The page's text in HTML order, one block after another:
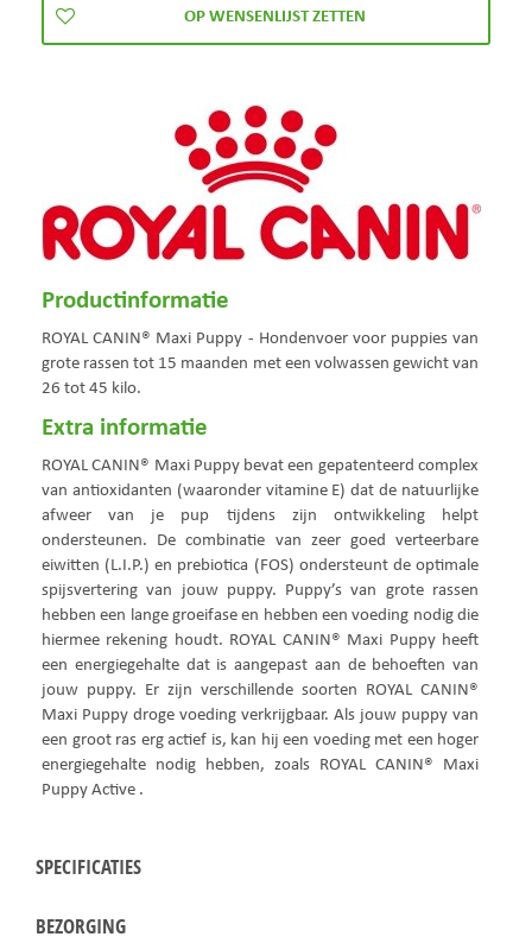
Productinformatie
ROYAL CANIN® Maxi Puppy - Hondenvoer voor puppies van
grote rassen tot 15 maanden met een volwassen gewicht van
26 tot 45 kilo.
Extra informatie
ROYAL CANIN® Maxi Puppy bevat een gepatenteerd complex
van antioxidanten (waaronder vitamine E) dat de natuurlijke
afweer van je pup tijdens zijn ontwikkeling helpt
ondersteunen. De combinatie van zeer goed verteerbare
eiwitten (L.I.P.) en prebiotica (FOS) ondersteunt de optimale
spijsvertering van jouw puppy. Puppy’s van grote rassen
hebben een lange groeifase en hebben een voeding nodig die
hiermee rekening houdt. ROYAL CANIN® Maxi Puppy heeft
een energiegehalte dat is aangepast aan de behoeften van
jouw puppy. Er zijn verschillende soorten ROYAL CANIN®
Maxi Puppy droge voeding verkrijgbaar. Als jouw puppy van
een groot ras erg actief is, kan hij een voeding met een hoger
energiegehalte nodig hebben, zoals ROYAL CANIN® Maxi
Puppy Active .
SPECIFICATIES
BEZORGING